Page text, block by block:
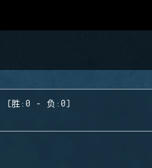
(胜:0 - 负:0)